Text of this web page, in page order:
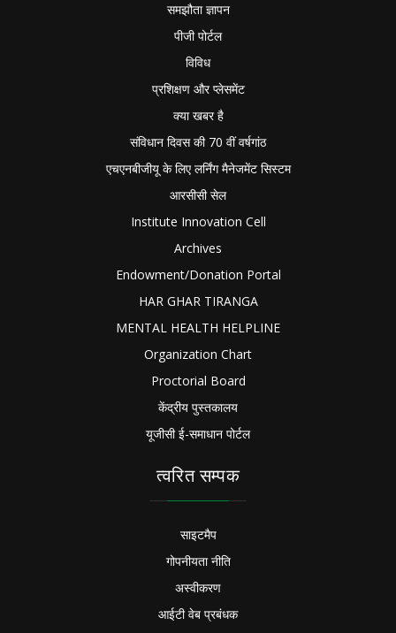
समझौता ज्ञापन
पीजी पोर्टल
विविध
प्रशिक्षण और प्लेसमेंट
क्या खबर है
संविधान दिवस की 70 वीं वर्षगांठ
एचएनबीजीयू के लिए लर्निंग मैनेजमेंट सिस्टम
आरसीसी सेल
Institute Innovation Cell
Archives
Endowment/Donation Portal
HAR GHAR TIRANGA
MENTAL HEALTH HELPLINE
Organization Chart
Proctorial Board
केंद्रीय पुस्तकालय
यूजीसी ई-समाधान पोर्टल
त्वरित सम्पक
साइटमैप
गोपनीयता नीति
अस्वीकरण
आईटी वेब प्रबंधक